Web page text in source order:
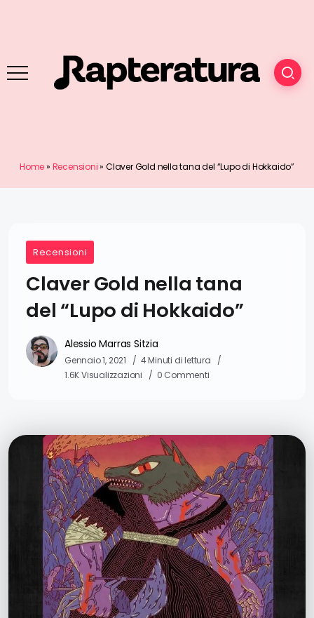
Home» Recensioni» Claver Gold nella tana del “Lupo di Hokkaido”
Recensioni
Claver Gold nella tana
del “Lupo di Hokkaido”
Alessio Marras Sitzia
Gennaio 1, 2021
4 Minuti di lettura
1.6K Visualizzazioni
0 Commenti